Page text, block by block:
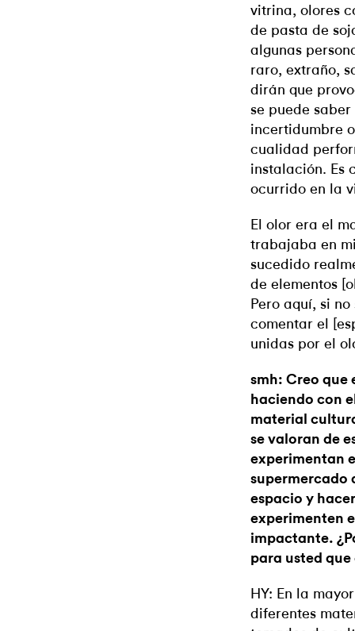
vitrina, olores
de pasta de
algunas
raro, extraño,
dirán que
se puede
incertidumbre
cualidad
instalación. Es
ocurrido en la
El olor era el
trabajaba en
sucedido
de elementos
Pero aquí, si
comentar el
unidas por el
smh: Creo que
haciendo con
material
se valoran de
experimentan
supermercado
espacio y
experimenten
impactante.
para usted
HY: En la
diferentes